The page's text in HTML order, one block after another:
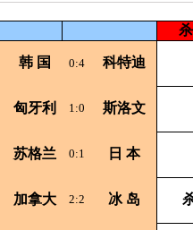
韩 国 0:4 科特迪
匈牙利 1:0 斯洛文
苏格兰 0:1 日 本
加拿大 2:2 冰 岛